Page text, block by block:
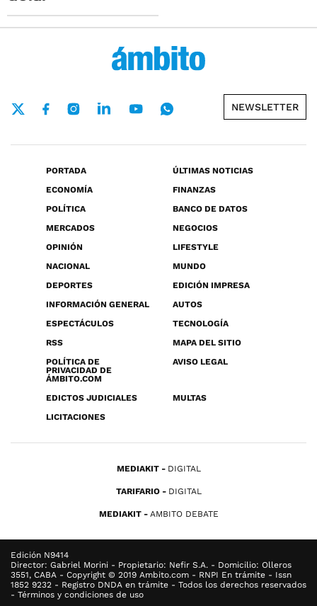
NEWSLETTER
PORTADA
ÚLTIMAS NOTICIAS
ECONOMÍA
FINANZAS
POLÍTICA
BANCO DE DATOS
MERCADOS
NEGOCIOS
OPINIÓN
LIFESTYLE
NACIONAL
MUNDO
DEPORTES
EDICIÓN IMPRESA
INFORMACIÓN GENERAL
AUTOS
ESPECTÁCULOS
TECNOLOGÍA
RSS
MAPA DEL SITIO
POLÍTICA DE
PRIVACIDAD DE
ÁMBITO.COM
AVISO LEGAL
EDICTOS JUDICIALES
MULTAS
LICITACIONES
MEDIAKIT DIGITAL
TARIFARIO DIGITAL
MEDIAKIT AMBITO DEBATE
Edición N9414
Director: Gabriel Morini - Propietario: Nefir S.A. - Domicilio: Olleros
3551, CABA - Copyright © 2019 Ambito.com - RNPI En trámite - Issn
1852 9232 - Registro DNDA en trámite - Todos los derechos reservados
- Términos y condiciones de uso